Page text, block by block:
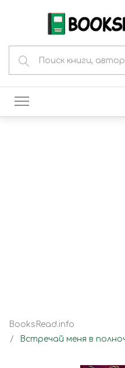
BooksRead.info
Встречай меня в